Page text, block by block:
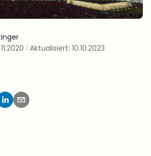
| Aktualisiert: 10.10.2023